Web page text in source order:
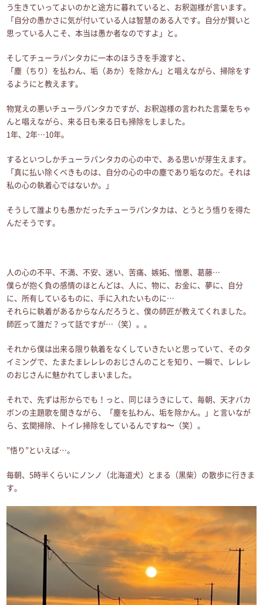
う生きていってよいのかと途方に暮れていると、お釈迦様が言います。
「自分の愚かさに気が付いている人は智慧のある人です。自分が賢いと
思っている人こそ、本当は愚か者なのですよ」と。
そしてチューラパンタカに一本のほうきを手渡すと、
「塵（ちり）を払わん、垢（あか）を除かん」と唱えながら、掃除をす
るようにと教えます。
物覚えの悪いチューラパンタカですが、お釈迦様の言われた言葉をちゃ
んと唱えながら、来る日も来る日も掃除をしました。
1年、2年…10年。
するといつしかチューラパンタカの心の中で、ある思いが芽生えます。
「真に払い除くべきものは、自分の心の中の塵であり垢なのだ。それは
私の心の執着心ではないか。」
そうして誰よりも愚かだったチューラパンタカは、とうとう悟りを得た
んだそうです。
人の心の不平、不満、不安、迷い、苦痛、嫉妬、憎悪、葛藤…
僕らが抱く負の感情のほとんどは、人に、物に、お金に、夢に、自分
に、所有しているものに、手に入れたいものに…
それらに執着があるからなんだろうと、僕の師匠が教えてくれました。
師匠って誰だ？って話ですが…（笑）。。
それから僕は出来る限り執着をなくしていきたいと思っていて、そのタ
イミングで、たまたまレレレのおじさんのことを知り、一瞬で、レレレ
のおじさんに魅かれてしまいました。
それで、先ずは形からでも！っと、同じほうきにして、毎朝、天才バカ
ボンの主題歌を聞きながら、「塵を払わん、垢を除かん。」と言いなが
ら、玄関掃除、トイレ掃除をしているんですね〜（笑）。
”悟り”といえば…。
毎朝、5時半くらいにノンノ（北海道犬）とまる（黒柴）の散歩に行きま
す。